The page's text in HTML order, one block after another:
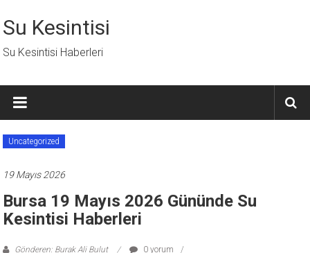
geç
Su Kesintisi
Su Kesintisi Haberleri
Uncategorized
19 Mayıs 2026
Bursa 19 Mayıs 2026 Gününde Su
Kesintisi Haberleri
Gönderen: Burak Ali Bulut
0 yorum